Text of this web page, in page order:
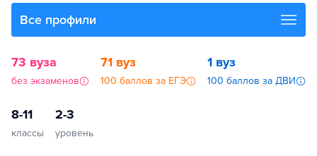
Все профили
73 вуза
без экзаменов
71 вуз
100 баллов за ЕГЭ
1 вуз
100 баллов за ДВИ
8-11
классы
2-3
уровень